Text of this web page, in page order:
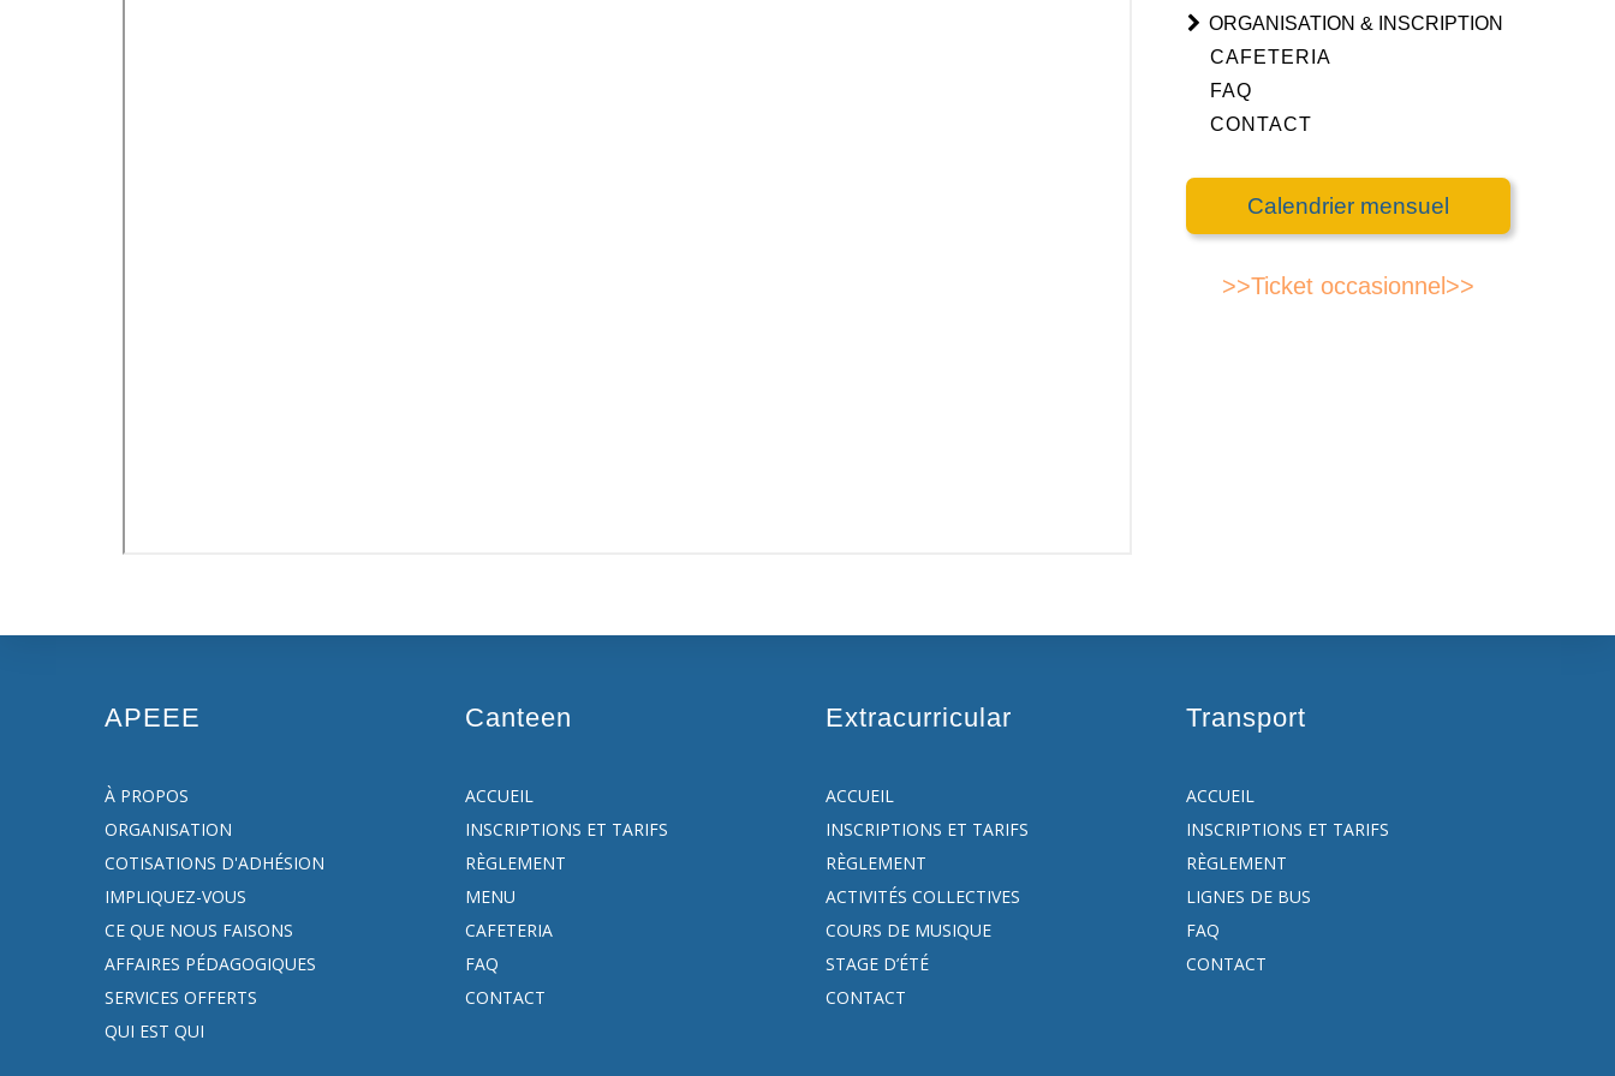
ORGANISATION & INSCRIPTION
CAFETERIA
FAQ
CONTACT
Calendrier mensuel
>>Ticket occasionnel>>
APEEE
À PROPOS
ORGANISATION
COTISATIONS D'ADHÉSION
IMPLIQUEZ-VOUS
CE QUE NOUS FAISONS
AFFAIRES PÉDAGOGIQUES
SERVICES OFFERTS
QUI EST QUI
Canteen
ACCUEIL
INSCRIPTIONS ET TARIFS
RÈGLEMENT
MENU
CAFETERIA
FAQ
CONTACT
Extracurricular
ACCUEIL
INSCRIPTIONS ET TARIFS
RÈGLEMENT
ACTIVITÉS COLLECTIVES
COURS DE MUSIQUE
STAGE D’ÉTÉ
CONTACT
Transport
ACCUEIL
INSCRIPTIONS ET TARIFS
RÈGLEMENT
LIGNES DE BUS
FAQ
CONTACT